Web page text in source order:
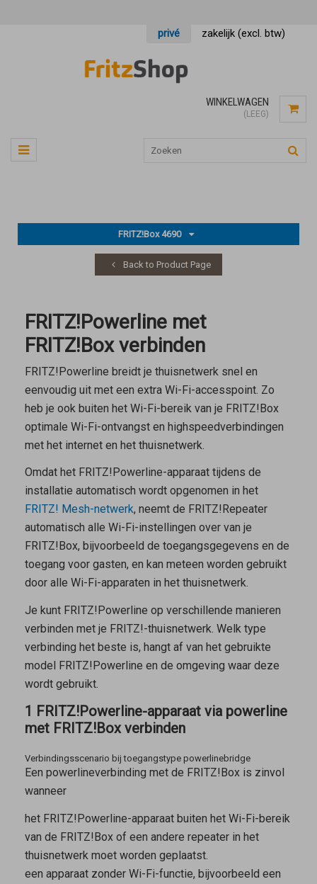
privé zakelijk (excl. btw)
WINKELWAGEN
(LEEG)
FRITZ!Box 4690
Back to Product Page
FRITZ!Powerline met
FRITZ!Box verbinden
FRITZ!Powerline breidt je thuisnetwerk snel en
eenvoudig uit met een extra Wi-Fi-accesspoint. Zo
heb je ook buiten het Wi-Fi-bereik van je FRITZ!Box
optimale Wi-Fi-ontvangst en highspeedverbindingen
met het internet en het thuisnetwerk.
Omdat het FRITZ!Powerline-apparaat tijdens de
installatie automatisch wordt opgenomen in het
FRITZ! Mesh-netwerk, neemt de FRITZ!Repeater
automatisch alle Wi-Fi-instellingen over van je
FRITZ!Box, bijvoorbeeld de toegangsgegevens en de
toegang voor gasten, en kan meteen worden gebruikt
door alle Wi-Fi-apparaten in het thuisnetwerk.
Je kunt FRITZ!Powerline op verschillende manieren
verbinden met je FRITZ!-thuisnetwerk. Welk type
verbinding het beste is, hangt af van het gebruikte
model FRITZ!Powerline en de omgeving waar deze
wordt gebruikt.
1 FRITZ!Powerline-apparaat via powerline
met FRITZ!Box verbinden
Verbindingsscenario bij toegangstype powerlinebridge
Een powerlineverbinding met de FRITZ!Box is zinvol
wanneer
het FRITZ!Powerline-apparaat buiten het Wi-Fi-bereik
van de FRITZ!Box of een andere repeater in het
thuisnetwerk moet worden geplaatst.
een apparaat zonder Wi-Fi-functie, bijvoorbeeld een